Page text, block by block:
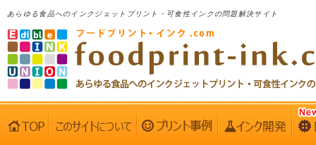
あらゆる食品へのインクジェットプリント・可食性インクの問題解決サイト